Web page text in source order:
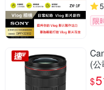
5
限
(公
$